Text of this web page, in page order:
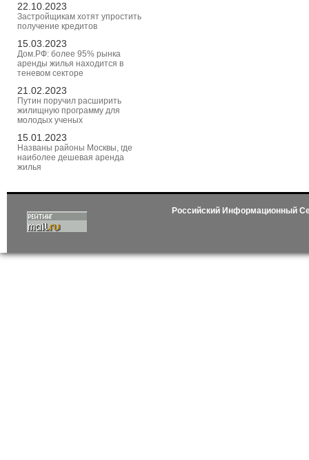
22.10.2023
Застройщикам хотят упростить
получение кредитов
15.03.2023
Дом.РФ: более 95% рынка
аренды жилья находится в
теневом секторе
21.02.2023
Путин поручил расширить
жилищную программу для
молодых ученых
15.01.2023
Названы районы Москвы, где
наиболее дешевая аренда
жилья
Российский Информационный